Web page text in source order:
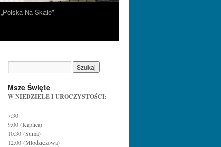
„Polska Na Skale”
Msze Święte
W NIEDZIELE I UROCZYSTOŚCI:
7:30
9:00 (Kaplica)
10:30 (Suma)
12:00 (Młodzieżowa)